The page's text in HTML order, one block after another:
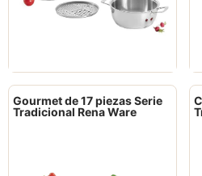
Gourmet de 17 piezas Serie
Tradicional Rena Ware